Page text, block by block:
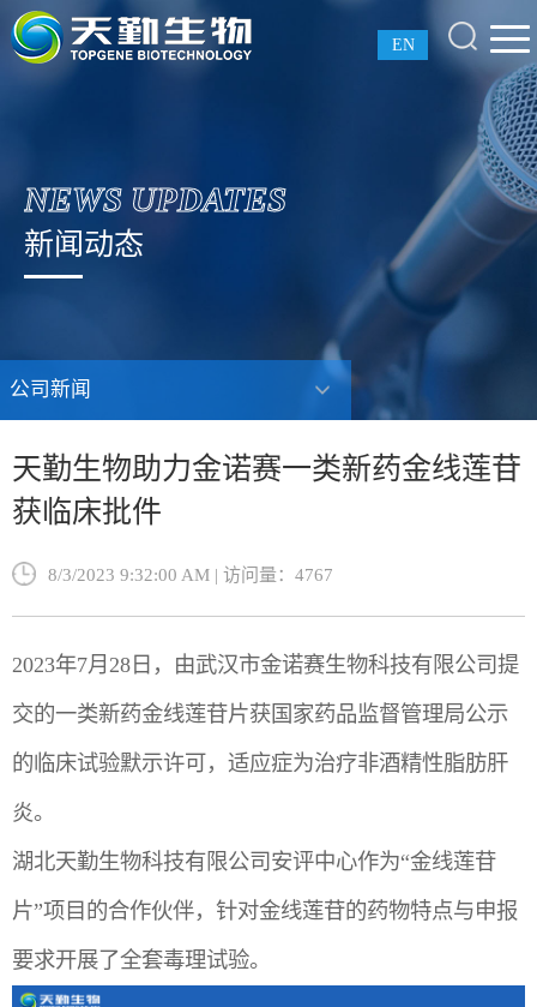
EN
NEWS UPDATES
新闻动态
公司新闻
天勤生物助力金诺赛一类新药金线莲苷
获临床批件
8/3/2023 9:32:00 AM | 访问量：4767
2023年7月28日，由武汉市金诺赛生物科技有限公司提
交的一类新药金线莲苷片获国家药品监督管理局公示
的临床试验默示许可，适应症为治疗非酒精性脂肪肝
炎。
湖北天勤生物科技有限公司安评中心作为“金线莲苷
片”项目的合作伙伴，针对金线莲苷的药物特点与申报
要求开展了全套毒理试验。